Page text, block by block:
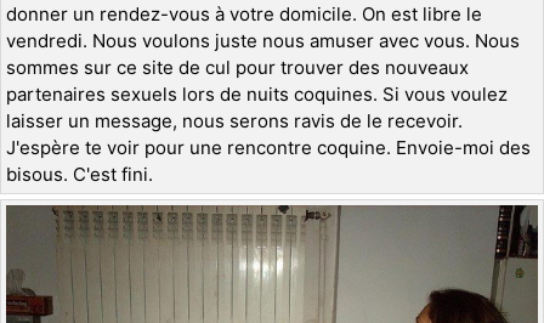
donner un rendez-vous à votre domicile. On est libre le
vendredi. Nous voulons juste nous amuser avec vous. Nous
sommes sur ce site de cul pour trouver des nouveaux
partenaires sexuels lors de nuits coquines. Si vous voulez
laisser un message, nous serons ravis de le recevoir.
J'espère te voir pour une rencontre coquine. Envoie-moi des
bisous. C'est fini.